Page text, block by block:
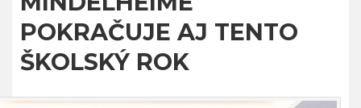
POKRAČUJE AJ TENTO
ŠKOLSKÝ ROK